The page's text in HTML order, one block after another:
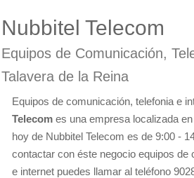
Nubbitel Telecom
Equipos de Comunicación,
Talavera de la Reina
Equipos de comunicación, telefonia e
Telecom es una empresa localizada
hoy de Nubbitel Telecom es de 9:00 -
contactar con éste negocio equipos de
e internet puedes llamar al teléfono